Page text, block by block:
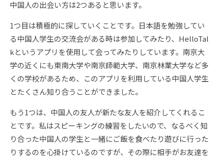
中国人の出会い方は2つあると思います。
1つ目は積極的に探していくことです。日本語を勉強してい
る中国人学生の交流会がある時は参加してみたり、HelloTal
kというアプリを使用して会ってみたりしています。南京大
学の近くにも東南大学や南京師範大学、南京林業大学など多
くの学校があるため、このアプリを利用している中国人学生
とたくさん知り合うことができました。
もう1つは、中国人の友人が新たな友人を紹介してくれるこ
とです。私はスピーキングの練習をしたいので、なるべく知
り合った中国人の学生と一緒にご飯を食べたり遊びに行った
りするのを心掛けているのですが、その際に相手がお友達を